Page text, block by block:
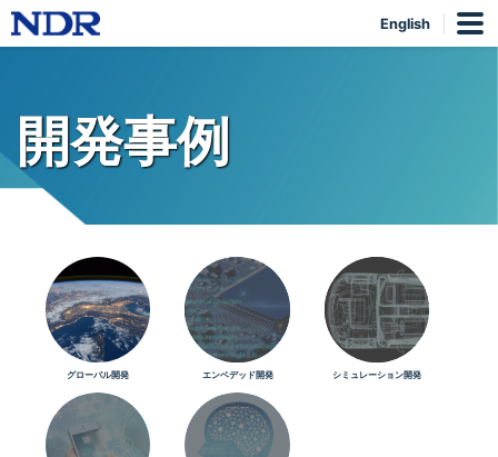
English
開発事例
グローバル開発 エンベデッド開発 シミュレーション開発